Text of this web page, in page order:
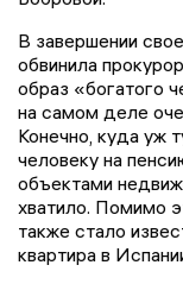
В завершении
обвинила
образ «богатого
на самом деле
Конечно, куда уж
человеку на
объектами
хватило. Помимо
также стало
квартира в